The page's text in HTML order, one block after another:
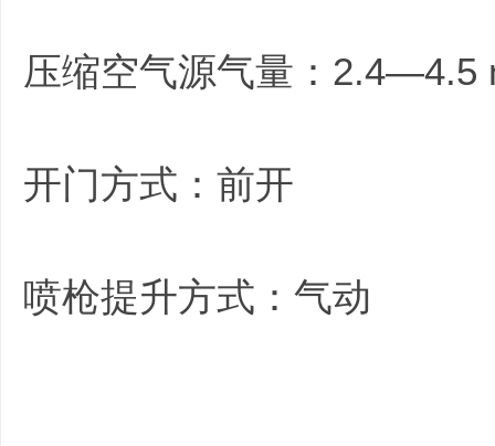
压缩空气源气量：2.4—4.5
开门方式：前开
喷枪提升方式：气动